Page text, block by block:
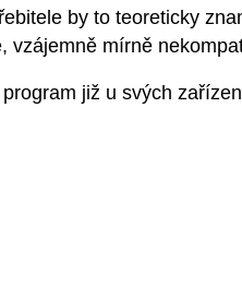
by to teoreticky
vzájemně mírně
již u svých